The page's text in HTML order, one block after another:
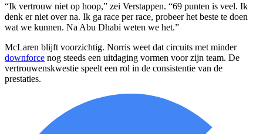
“Ik vertrouw niet op hoop,” zei Verstappen. “69 punten is veel. Ik
denk er niet over na. Ik ga race per race, probeer het beste te doen
wat we kunnen. Na Abu Dhabi weten we het.”
McLaren blijft voorzichtig. Norris weet dat circuits met minder
downforce nog steeds een uitdaging vormen voor zijn team. De
vertrouwenskwestie speelt een rol in de consistentie van de
prestaties.